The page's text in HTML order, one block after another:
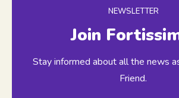
NEWSLETTER
Join
Stay informed about all the news
Friend.